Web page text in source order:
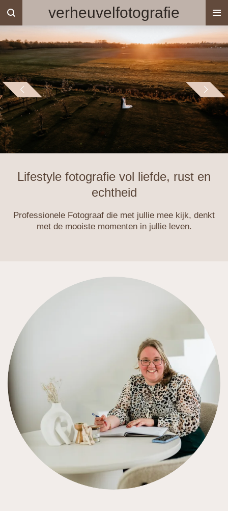
Ga
de
hoofdinhoud
verheuvelfotografie
Lifestyle fotografie vol liefde, rust en
echtheid
Professionele Fotograaf die met jullie mee kijk, denkt
met de mooiste momenten in jullie leven.